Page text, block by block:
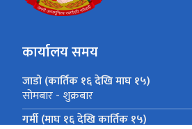
कार्यालय समय
जाडो (कार्तिक १६ देखि माघ १५)
सोमबार - शुक्रबार
गर्मी (माघ १६ देखि कार्तिक १५)